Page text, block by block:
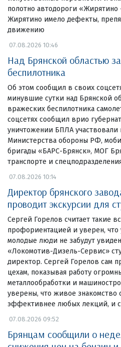
полотно автодороги
Жирятино имело дефекты,
движению
07.08.2026 10:46
Над Брянской областью
беспилотника
Об этом сообщил в своих
минувшие сутки над Брянской
вражеских беспилотника
соцсетях сообщил врио
уничтожении БПЛА участвовали
Министерства обороны РФ,
бригады «БАРС-Брянск», МОГ
транспорте и
07.08.2026 10:14
Директор брянского
проводит экскурсии для
Сергей Горелов считает такие
профориентацией и уверен,
молодые люди не забудут
«Локомотив-Дизель-Сервис»
директор. Сергей Горелов сам
цехам, показывая работу
металлообработки и
уверены, что живое знакомство
эффективнее любых лекций, и
07.08.2026 09:52
Брянцам сообщили о